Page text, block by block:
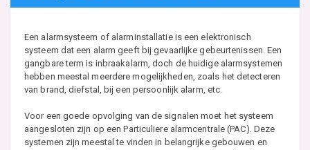
Een alarmsysteem of alarminstallatie is een elektronisch
systeem dat een alarm geeft bij gevaarlijke gebeurtenissen. Een
gangbare term is inbraakalarm, doch de huidige alarmsystemen
hebben meestal meerdere mogelijkheden, zoals het detecteren
van brand, diefstal, bij een persoonlijk alarm, etc.
Voor een goede opvolging van de signalen moet het systeem
aangesloten zijn op een Particuliere alarmcentrale (PAC). Deze
systemen zijn meestal te vinden in belangrijke gebouwen en